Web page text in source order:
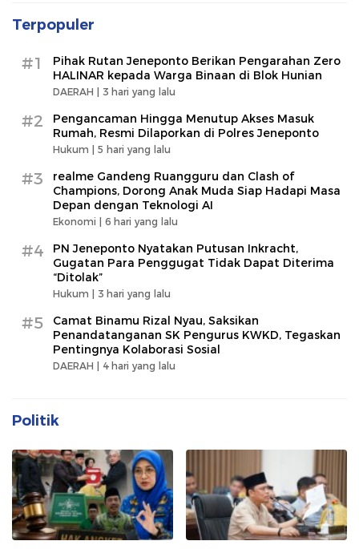
Terpopuler
#1
Pihak Rutan Jeneponto Berikan Pengarahan Zero
HALINAR kepada Warga Binaan di Blok Hunian
DAERAH | 3 hari yang lalu
#2
Pengancaman Hingga Menutup Akses Masuk
Rumah, Resmi Dilaporkan di Polres Jeneponto
Hukum | 5 hari yang lalu
#3
realme Gandeng Ruangguru dan Clash of
Champions, Dorong Anak Muda Siap Hadapi Masa
Depan dengan Teknologi AI
Ekonomi | 6 hari yang lalu
#4
PN Jeneponto Nyatakan Putusan Inkracht,
Gugatan Para Penggugat Tidak Dapat Diterima
“Ditolak”
Hukum | 3 hari yang lalu
#5
Camat Binamu Rizal Nyau, Saksikan
Penandatanganan SK Pengurus KWKD, Tegaskan
Pentingnya Kolaborasi Sosial
DAERAH | 4 hari yang lalu
Politik